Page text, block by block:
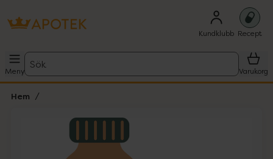
Kundklubb Recept
Meny
Sök
Varukorg
Hem
Lista: . Innehåller 1 objekt.